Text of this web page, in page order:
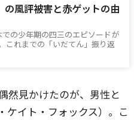
の風評被害と赤ゲットの由
の少年期の四三のエピソードが
これまでの「いだてん」振り返
然見かけたのが、男性と
ケイト・フォックス）。こ